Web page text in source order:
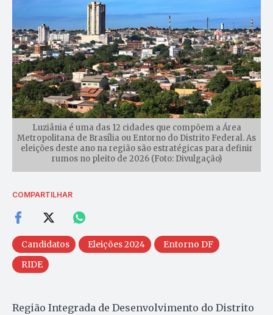
Luziânia é uma das 12 cidades que compõem a Área
Metropolitana de Brasília ou Entorno do Distrito Federal. As
eleições deste ano na região são estratégicas para definir
rumos no pleito de 2026 (Foto: Divulgação)
COMPARTILHAR
Candidatos Eleições 2024
Entorno DF
RIDE
Região Integrada de Desenvolvimento do Distrito